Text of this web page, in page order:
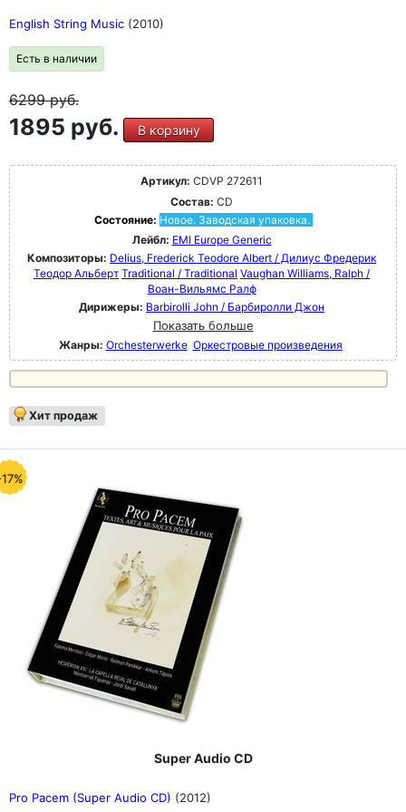
English String Music (2010)
Есть в наличии
6299руб.
1895 руб. В корзину
Артикул: CDVP 272611
Состав: CD
Состояние: Новое. Заводская упаковка.
Лейбл: EMI Europe Generic
Композиторы: Delius, Frederick Teodore Albert / Дилиус Фредерик
Теодор Альберт Traditional / Traditional Vaughan Williams, Ralph /
Воан-Вильямс Ралф
Дирижеры: Barbirolli John / Барбиролли Джон
Показать больше
Жанры: Orchesterwerke Оркестровые произведения
Хит продаж
Super Audio CD
Pro Pacem (Super Audio CD) (2012)